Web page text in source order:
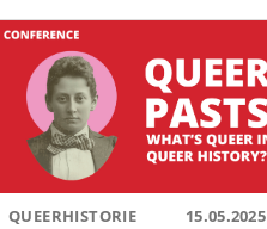
QUEERHISTORIE 15.05.2025